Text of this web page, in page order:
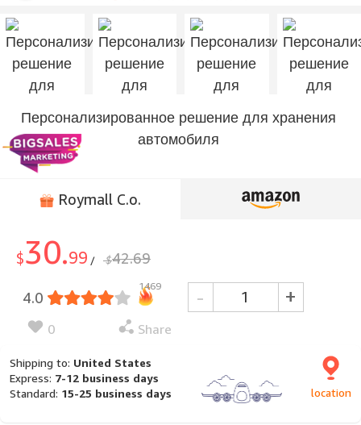
Персонализированное решение для хранения
автомобиля
Roymall C.o.
$30.99 / $42.69
4.0
1469
0 Share
- +
Shipping to: United States
Express: 7-12 business days
Standard: 15-25 business days location